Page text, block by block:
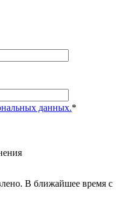
данных.*
В ближайшее время с